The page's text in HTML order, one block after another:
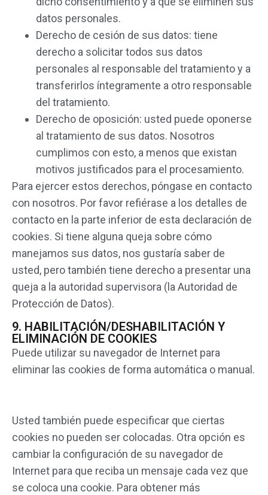
datos personales.
Derecho de cesión de sus datos: tiene
derecho a solicitar todos sus datos
personales al responsable del tratamiento y a
transferirlos íntegramente a otro responsable
del tratamiento.
Derecho de oposición: usted puede oponerse
al tratamiento de sus datos. Nosotros
cumplimos con esto, a menos que existan
motivos justificados para el procesamiento.
Para ejercer estos derechos, póngase en contacto
con nosotros. Por favor refiérase a los detalles de
contacto en la parte inferior de esta declaración de
cookies. Si tiene alguna queja sobre cómo
manejamos sus datos, nos gustaría saber de
usted, pero también tiene derecho a presentar una
queja a la autoridad supervisora (la Autoridad de
Protección de Datos).
9. HABILITACIÓN/DESHABILITACIÓN Y
ELIMINACIÓN DE COOKIES
Puede utilizar su navegador de Internet para
eliminar las cookies de forma automática o manual.
Usted también puede especificar que ciertas
cookies no pueden ser colocadas. Otra opción es
cambiar la configuración de su navegador de
Internet para que reciba un mensaje cada vez que
se coloca una cookie. Para obtener más